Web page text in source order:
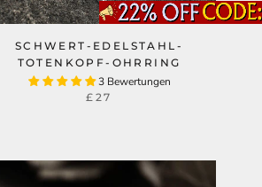
SCHWERT-EDELSTAHL-
TOTENKOPF-OHRRING
3 Bewertungen
£27